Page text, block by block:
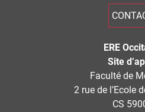
ERE
Site
Faculté de
2 rue de l’Ecole
CS